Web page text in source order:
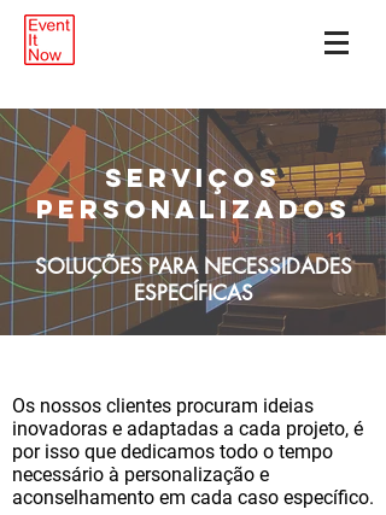
SerVIÇOS
PERSONALIZADOS
SOLUÇÕES PARA NECESSIDADES
ESPECÍFICAS
Os nossos clientes procuram ideias
inovadoras e adaptadas a cada projeto, é
por isso que dedicamos todo o tempo
necessário à personalização e
aconselhamento em cada caso específico.